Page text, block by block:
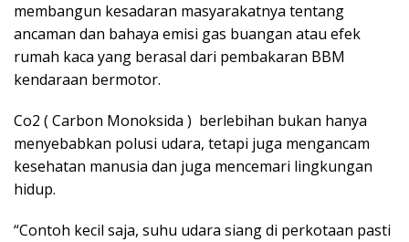
membangun kesadaran masyarakatnya tentang
ancaman dan bahaya emisi gas buangan atau efek
rumah kaca yang berasal dari pembakaran BBM
kendaraan bermotor.
Co2 ( Carbon Monoksida ) berlebihan bukan hanya
menyebabkan polusi udara, tetapi juga mengancam
kesehatan manusia dan juga mencemari lingkungan
hidup.
“Contoh kecil saja, suhu udara siang di perkotaan pasti